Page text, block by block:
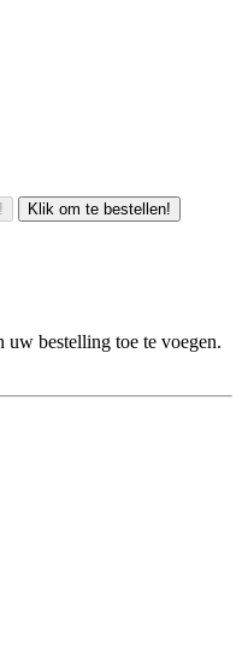
Klik om te bestellen!
bestelling toe te voegen.